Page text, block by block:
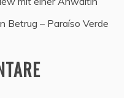
Betrug – Paraíso Verde